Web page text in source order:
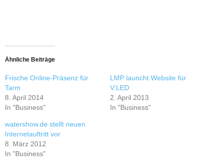
Ähnliche Beiträge
Frische Online-Präsenz für
Tarm
8. April 2014
In "Business"
LMP launcht Website für
V:LED
2. April 2013
In "Business"
watershow.de stellt neuen
Internetauftritt vor
8. März 2012
In "Business"